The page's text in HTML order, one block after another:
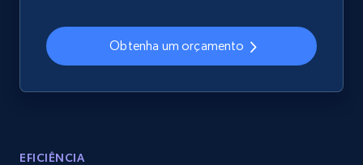
Home Depot US - Discover products by
Obtenha um orçamento
EFICIÊNCIA